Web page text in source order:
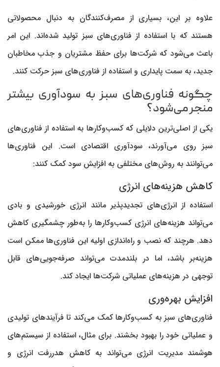
علاوه بر این، بسیاری از مصرف‌کنندگان به دنبال محصولاتی
هستند که با استفاده از فناوری‌های سبز تولید شده‌اند. این امر
باعث می‌شود که شرکت‌ها برای حفظ مشتریان و جذب مخاطبان
جدید، به سمت پایداری و استفاده از فناوری‌های سبز حرکت کنند.
چگونه فناوری‌های سبز به سودآوری بیشتر
منجر می‌شود؟
یکی از اصلی‌ترین دلایلی که کسب‌وکار‌ها به استفاده از فناوری‌های
سبز روی می‌آورند، سودآوری اقتصادی است. این فناوری‌ها
می‌توانند به روش‌های مختلفی به افزایش سود کمک کنند:
کاهش هزینه‌های انرژی
استفاده از انرژی‌های تجدیدپذیر مانند انرژی خورشیدی و بادی
می‌تواند هزینه‌های انرژی کسب‌وکار‌ها را به‌طور چشمگیری کاهش
دهد. هرچند که نصب و راه‌اندازی اولیه این فناوری‌ها ممکن است
هزینه‌بر باشد، اما در بلندمدت می‌تواند صرفه‌جویی‌های قابل
توجهی در هزینه‌های عملیاتی شرکت‌ها ایجاد کند.
افزایش بهره‌وری
فناوری‌های سبز به کسب‌وکار‌ها کمک می‌کند تا فرآیند‌های تولیدی
و عملیاتی خود را بهبود بخشند. برای مثال، استفاده از سیستم‌های
هوشمند مدیریت انرژی می‌تواند به کاهش هدررفت انرژی و